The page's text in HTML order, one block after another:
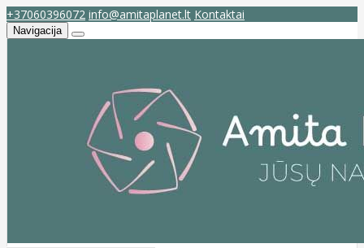
+37060396072 info@amitaplanet.lt Kontaktai
Navigacija